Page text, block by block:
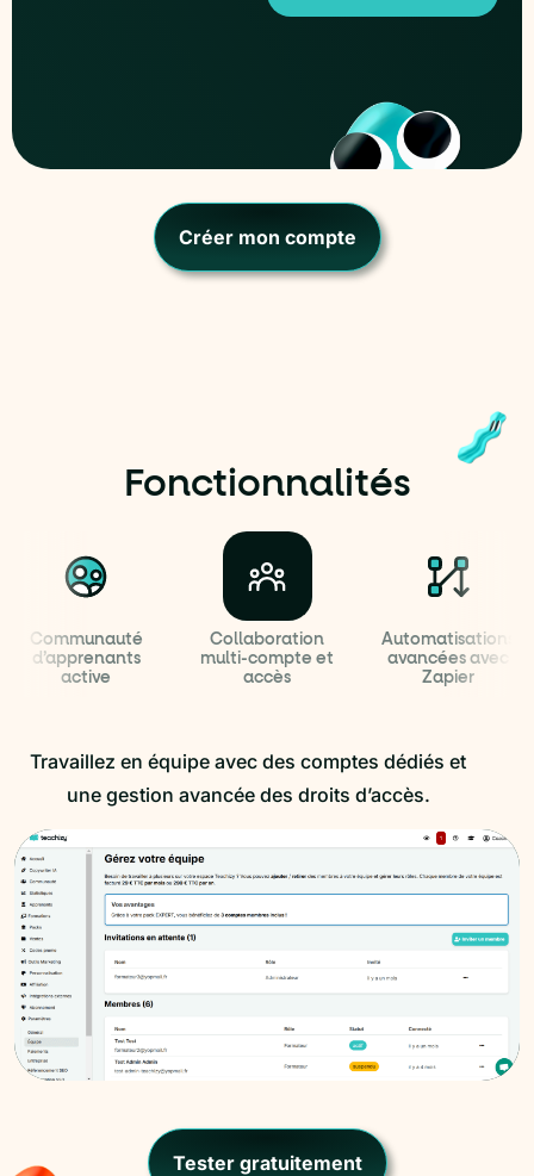
Créer mon compte
Fonctionnalités
Communauté
d’apprenants
active
Automatisations
avancées avec
Zapier
Collaboration
multi-compte et
accès
Travaillez en équipe avec des comptes dédiés et
une gestion avancée des droits d’accès.
Tester gratuitement